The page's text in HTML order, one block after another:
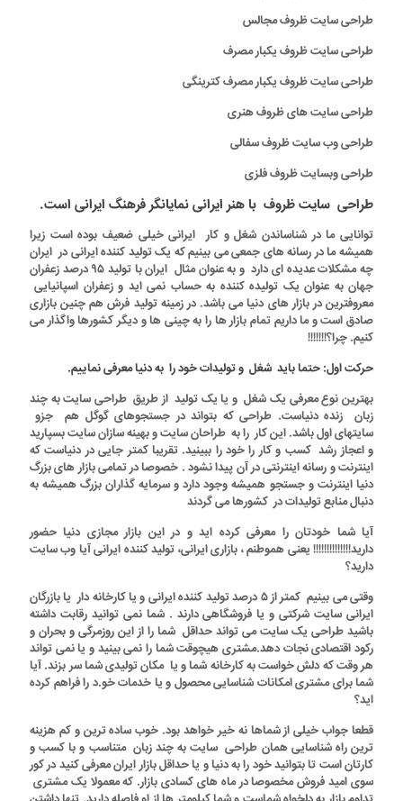
طراحی سایت ظروف مجالس
طراحی سایت ظروف یکبار مصرف
طراحی سایت ظروف یکبار مصرف کترینگی
طراحی سایت های ظروف هنری
طراحی وب سایت ظروف سفالی
طراحی وبسایت ظروف فلزی
طراحی سایت ظروف با هنر ایرانی نمایانگر فرهنگ ایرانی است.
توانایی ما در شناساندن شغل و کار ایرانی خیلی ضعیف بوده است زیرا
همیشه ما در رسانه های جمعی می بینیم که یک تولید کننده ایرانی در ایران
چه مشکلات عدیده ای دارد و به عنوان مثال ایران با تولید ۹۵ درصد زعفران
جهان به عنوان یک تولیده کننده به حساب نمی اید و زعفران اسپانیایی
معروفترین در بازار های دنیا می باشد. در زمینه تولید فرش هم چنین بازاری
صادق است و ما داریم تمام بازار ها را به چینی ها و دیگر کشورها واگذار می
کنیم. چرا؟!!!!!!!
حرکت اول: حتما باید شغل و تولیدات خود را به دنیا معرفی نماییم.
بهترین نوع معرفی یک شغل و یا یک تولید از طریق طراحی سایت به چند
زبان زنده دنیاست. طراحی که بتواند در جستجوهای گوگل هم جزو
سایتهای اول باشد. این کار را به طراحان سایت و بهینه سازان سایت بسپارید
و اعجاز رشد کسب و کار را خود را ببینید. تقریبا کمتر جایی در دنیاست که
اینترنت و رسانه اینترنتی در آن پیدا نشود . خصوصا در تمامی بازار های بزرگ
دنیا اینترنت و جستجو همیشه وجود دارد و سرمایه گذاران بزرگ همیشه به
دنبال منابع تولیدات در کشورها می گردند
آیا شما خودتان را معرفی کرده اید و در این بازار مجازی دنیا حضور
دارید!!!!!!!!!!!!!! یعنی هموطنم ، بازاری ایرانی، تولید کننده ایرانی آیا وب سایت
دارید؟
وقتی می بینیم کمتر از ۵ درصد تولید کننده ایرانی و یا کارخانه دار یا بازرگان
ایرانی سایت شرکتی و یا فروشگاهی دارند . شما نمی توانید رقابت داشته
باشید طراحی یک سایت می تواند حداقل شما را از این روزمرگی و بحران و
رکود اقتصادی نجات دهد.مشتری هیچوقت شما را نمی بینید و یا نمی تواند
هر وقت که دلش خواست به کارخانه شما و یا مکان تولیدی شما سر بزند. آیا
شما برای مشتری امکانات شناسایی محصول و یا خدمات خو.د را فراهم کرده
اید؟
قطعا جواب خیلی از شماهانه خیر خواهد بود. خوب ساده ترین و کم هزینه
ترین راه شناسایی همان طراحی سایت به چند زبان متناسب و با کسب و
کارتان است تا بتوانید خود را به دنیا و یا حداقل بازار ایران معرفی کنید در کور
سوی امید فروش مخصوصا در ماه های کسادی بازار. که معمولا یک مشتری